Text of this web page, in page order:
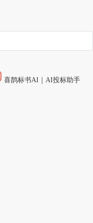
喜鹊标书AI｜AI投标助手